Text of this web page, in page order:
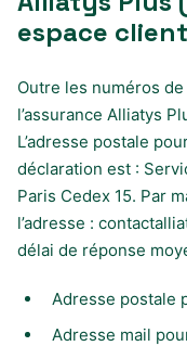
espace
Outre les numéros
l’assurance Alliatys
L’adresse postale
déclaration est :
Paris Cedex 15. Par
l’adresse :
délai de réponse
Adresse postale
Adresse mail